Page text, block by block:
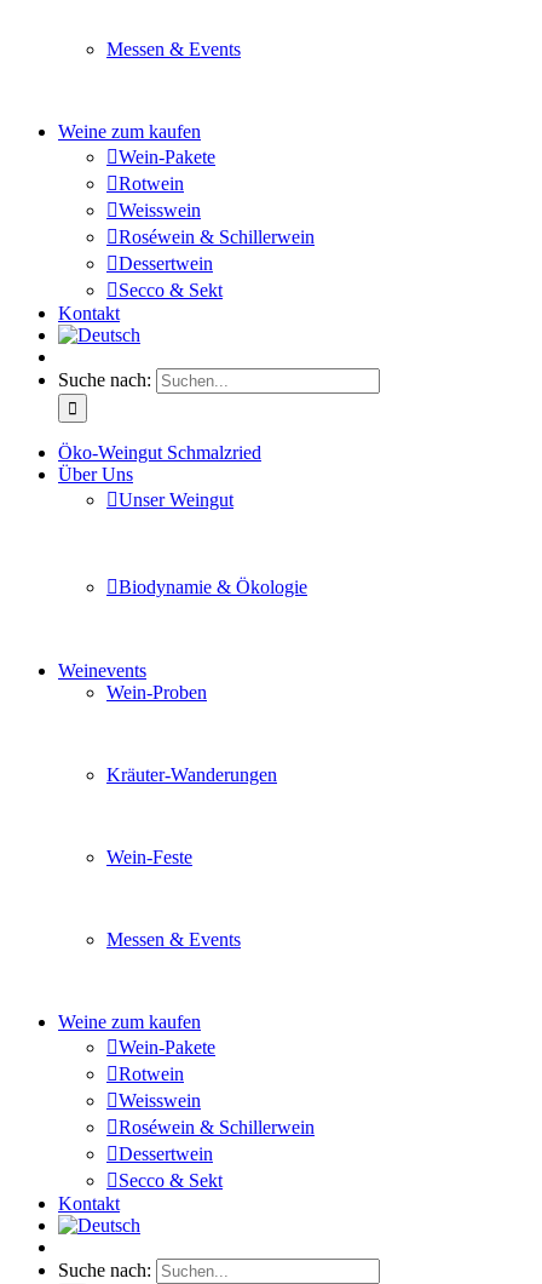
Messen & Events
Weine zum kaufen
Wein-Pakete
Rotwein
Weisswein
Roséwein & Schillerwein
Dessertwein
Secco & Sekt
Kontakt
Suche nach:
Öko-Weingut Schmalzried
Über Uns
Unser Weingut
Biodynamie & Ökologie
Weinevents
Wein-Proben
Kräuter-Wanderungen
Wein-Feste
Messen & Events
Weine zum kaufen
Wein-Pakete
Rotwein
Weisswein
Roséwein & Schillerwein
Dessertwein
Secco & Sekt
Kontakt
Suche nach: